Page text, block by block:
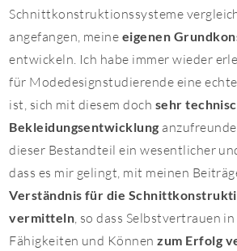
Schnittkonstruktionssysteme
angefangen, meine eigenen
entwickeln. Ich habe immer wieder
für Modedesignstudierende eine
ist, sich mit diesem doch sehr
Bekleidungsentwicklung
dieser Bestandteil ein wesentlicher
dass es mir gelingt, mit meinen
Verständnis für die
vermitteln , so dass Selbstvertrauen
Fähigkeiten und Könnenzum Erfolg